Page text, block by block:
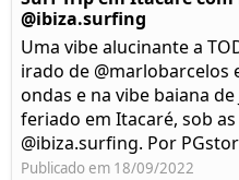
@ibiza.surfing
Uma vibe alucinante a
irado de @marlobarcelos
ondas e na vibe baiana
feriado em Itacaré, sob
@ibiza.surfing. Por
Publicado em 18/09/2022